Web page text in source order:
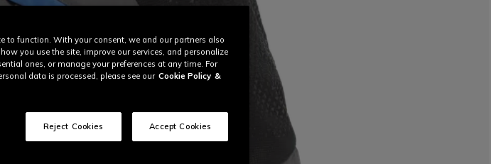
to function. With your consent, we and our partners also
you use the site, improve our services, and personalize
ones, or manage your preferences at any time. For
data is processed, please see our Cookie Policy &
Reject Cookies Accept Cookies